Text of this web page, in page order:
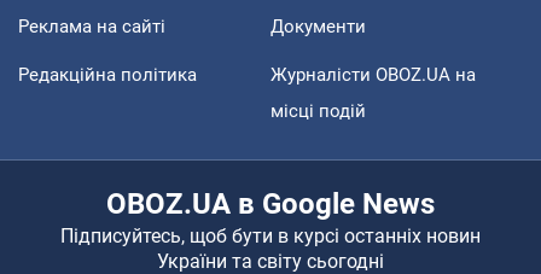
Реклама на сайті Документи
Редакційна політика
Журналісти OBOZ.UA на
місці подій
OBOZ.UA в Google News
Підписуйтесь, щоб бути в курсі останніх новин
України та світу сьогодні